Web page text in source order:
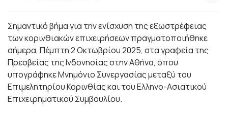
Σημαντικό βήμα για την ενίσχυση της εξωστρέφειας
των κορινθιακών επιχειρήσεων πραγματοποιήθηκε
σήμερα, Πέμπτη 2 Οκτωβρίου 2025, στα γραφεία της
Πρεσβείας της Ινδονησίας στην Αθήνα, όπου
υπογράφηκε Μνημόνιο Συνεργασίας μεταξύ του
Επιμελητηρίου Κορινθίας και του Ελληνο-Ασιατικού
Επιχειρηματικού Συμβουλίου.